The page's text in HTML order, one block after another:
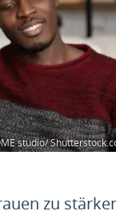
studio/
zu